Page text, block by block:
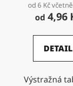
od 6 Kč
od 4,96
DETAIL
Výstražná